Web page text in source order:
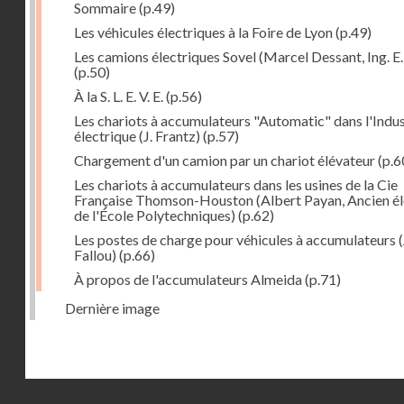
Sommaire(p.49)
Les véhicules électriques à la Foire de Lyon(p.49)
Les camions électriques Sovel (Marcel Dessant, Ing. E.
(p.50)
À la S. L. E. V. E. (p.56)
Les chariots à accumulateurs "Automatic" dans
électrique (J. Frantz) (p.57)
Chargement d'un camion par un chariot élévateur
Les chariots à accumulateurs dans les usines de la Cie
Française Thomson-Houston (Albert Payan, Ancien
de l'École Polytechniques) (p.62)
Les postes de charge pour véhicules à accumulateurs
Fallou) (p.66)
À propos de l'accumulateurs Almeida(p.71)
Dernière image